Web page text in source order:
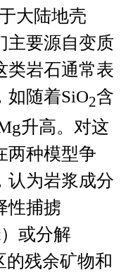
大陆地壳
主要源自变质
类岩石通常表
如随着SiO2含
升高。对这
两种模型争
认为岩浆成分
性捕掳
）或分解
的残余矿物和